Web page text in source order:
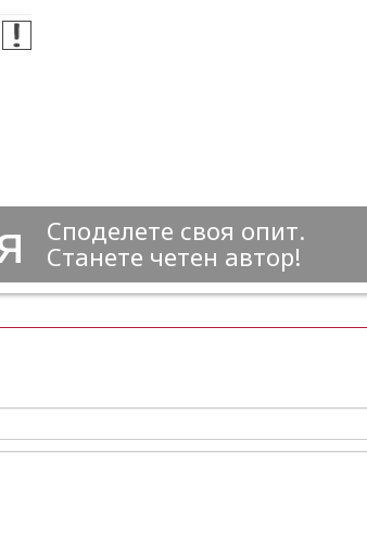
Споделете своя опит.
Станете четен автор!